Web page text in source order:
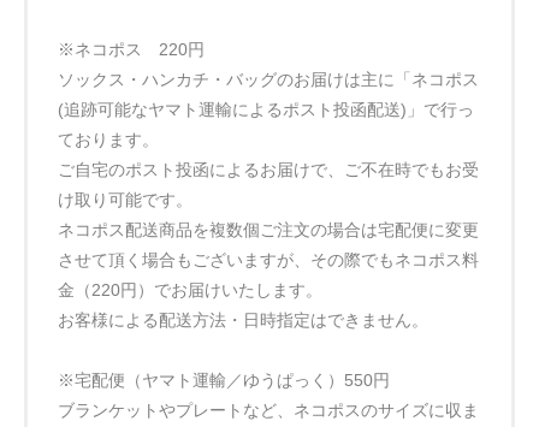
※ネコポス 220円
ソックス・ハンカチ・バッグのお届けは主に「ネコポス
(追跡可能なヤマト運輸によるポスト投函配送)」で行っ
ております。
ご自宅のポスト投函によるお届けで、ご不在時でもお受
け取り可能です。
ネコポス配送商品を複数個ご注文の場合は宅配便に変更
させて頂く場合もございますが、その際でもネコポス料
金（220円）でお届けいたします。
お客様による配送方法・日時指定はできません。
※宅配便（ヤマト運輸／ゆうぱっく）550円
ブランケットやプレートなど、ネコポスのサイズに収ま